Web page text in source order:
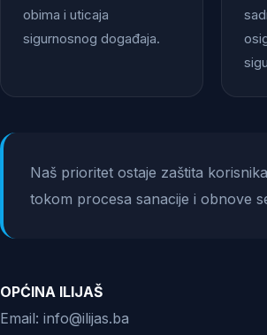
obima i uticaja
sigurnosnog događaja.
Naš prioritet ostaje zaštita
tokom procesa sanacije i obnove
OPĆINA ILIJAŠ
Email: info@ilijas.ba